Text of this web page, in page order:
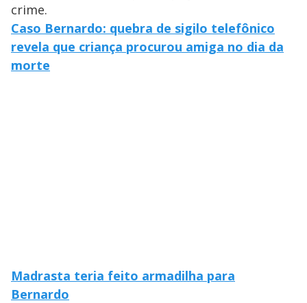
crime.
Caso Bernardo: quebra de sigilo telefônico
revela que criança procurou amiga no dia da
morte
Madrasta teria feito armadilha para
Bernardo